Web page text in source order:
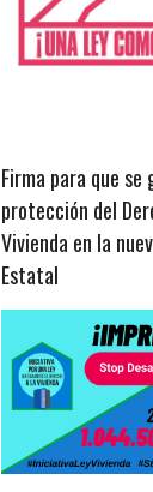
Firma para que
protección del
Vivienda en la
Estatal